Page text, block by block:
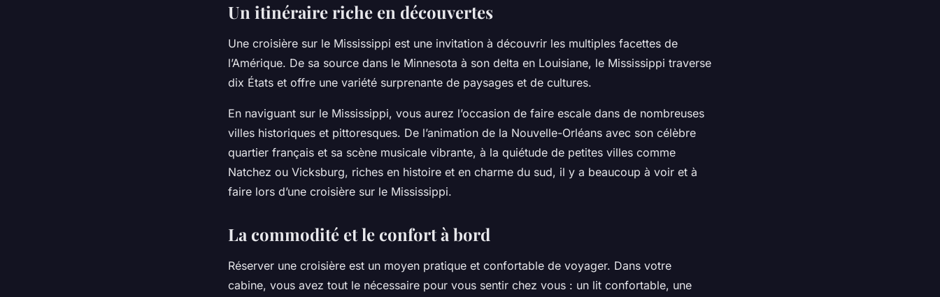
Un itinéraire riche en découvertes
Une croisière sur le Mississippi est une invitation à découvrir les multiples facettes de
l’Amérique. De sa source dans le Minnesota à son delta en Louisiane, le Mississippi traverse
dix États et offre une variété surprenante de paysages et de cultures.
En naviguant sur le Mississippi, vous aurez l’occasion de faire escale dans de nombreuses
villes historiques et pittoresques. De l’animation de la Nouvelle-Orléans avec son célèbre
quartier français et sa scène musicale vibrante, à la quiétude de petites villes comme
Natchez ou Vicksburg, riches en histoire et en charme du sud, il y a beaucoup à voir et à
faire lors d’une croisière sur le Mississippi.
La commodité et le confort à bord
Réserver une croisière est un moyen pratique et confortable de voyager. Dans votre
cabine, vous avez tout le nécessaire pour vous sentir chez vous : un lit confortable, une